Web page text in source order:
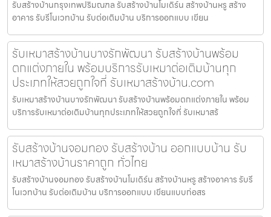
รับสร้างบ้านกรุงเทพปริมณฑล รับสร้างบ้านโมเดิร์น สร้างบ้านหรู สร้าง
อาคาร รับรีโนเวทบ้าน รับต่อเติมบ้าน บริการออกแบบ เขียน
รับเหมาสร้างบ้านบางรักพัฒนา รับสร้างบ้านพร้อม
ตกแต่งภายใน พร้อมบริการรับเหมาต่อเติมบ้านทุก
ประเภทให้สวยถูกใจที่ รับเหมาสร้างบ้าน.com
รับเหมาสร้างบ้านบางรักพัฒนา รับสร้างบ้านพร้อมตกแต่งภายใน พร้อม
บริการรับเหมาต่อเติมบ้านทุกประเภทให้สวยถูกใจที่ รับเหมาสร้
รับสร้างบ้านจอมทอง รับสร้างบ้าน ออกแบบบ้าน รับ
เหมาสร้างบ้านราคาถูก ทั่วไทย
รับสร้างบ้านจอมทอง รับสร้างบ้านโมเดิร์น สร้างบ้านหรู สร้างอาคาร รับรี
โนเวทบ้าน รับต่อเติมบ้าน บริการออกแบบ เขียนแบบก่อสร